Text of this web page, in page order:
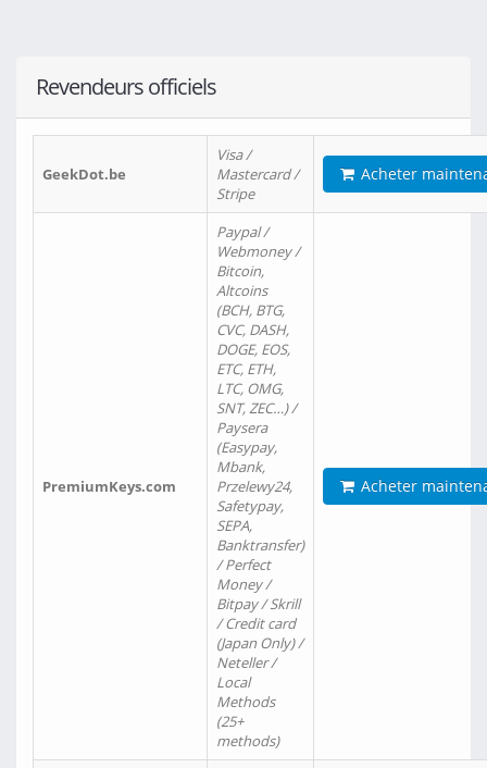
Revendeurs officiels
GeekDot.be
Visa /
Mastercard /
Stripe
Acheter
PremiumKeys.com
Paypal /
Webmoney /
Bitcoin,
Altcoins
(BCH, BTG,
CVC, DASH,
DOGE, EOS,
ETC, ETH,
LTC, OMG,
SNT, ZEC…) /
Paysera
(Easypay,
Mbank,
Przelewy24,
Safetypay,
SEPA,
Banktransfer)
/ Perfect
Money /
Bitpay / Skrill
/ Credit card
(Japan Only) /
Neteller /
Local
Methods
(25+
methods)
Acheter